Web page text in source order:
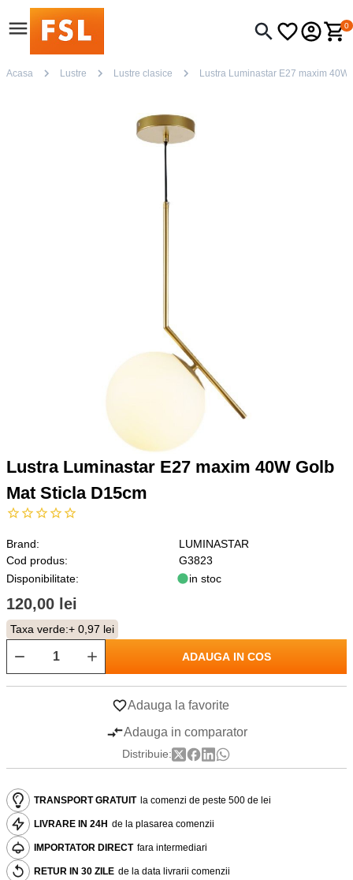
0
Acasa Lustre Lustre clasice Lustra Luminastar E27 maxim
Lustra Luminastar E27 maxim 40W Golb
Mat Sticla D15cm
Brand:
LUMINASTAR
Cod produs:
G3823
Disponibilitate:
in stoc
120,00 lei
Taxa verde:+ 0,97 lei
ADAUGA IN COS
Adauga la favorite
Adauga in comparator
Distribuie:
TRANSPORT GRATUIT la comenzi de peste 500 de lei
LIVRARE IN 24H de la plasarea comenzii
IMPORTATOR DIRECT fara intermediari
RETUR IN 30 ZILE de la data livrarii comenzii